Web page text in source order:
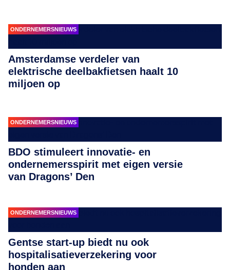
ONDERNEMERSNIEUWS
Amsterdamse verdeler van
elektrische deelbakfietsen haalt 10
miljoen op
ONDERNEMERSNIEUWS
BDO stimuleert innovatie- en
ondernemersspirit met eigen versie
van Dragons’ Den
ONDERNEMERSNIEUWS
Gentse start-up biedt nu ook
hospitalisatieverzekering voor
honden aan